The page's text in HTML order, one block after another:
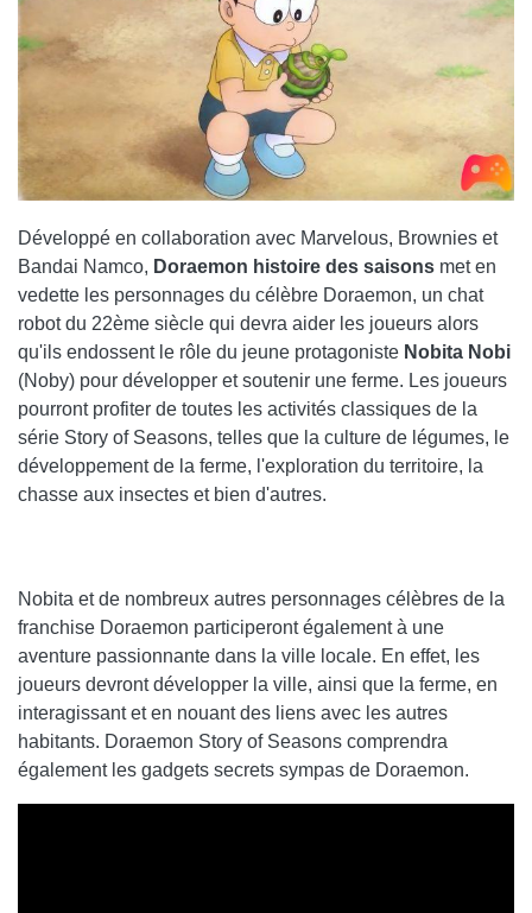
Développé en collaboration avec Marvelous, Brownies et
Bandai Namco, Doraemon histoire des saisons met en
vedette les personnages du célèbre Doraemon, un chat
robot du 22ème siècle qui devra aider les joueurs alors
qu'ils endossent le rôle du jeune protagoniste Nobita Nobi
(Noby) pour développer et soutenir une ferme. Les joueurs
pourront profiter de toutes les activités classiques de la
série Story of Seasons, telles que la culture de légumes, le
développement de la ferme, l'exploration du territoire, la
chasse aux insectes et bien d'autres.
Nobita et de nombreux autres personnages célèbres de la
franchise Doraemon participeront également à une
aventure passionnante dans la ville locale. En effet, les
joueurs devront développer la ville, ainsi que la ferme, en
interagissant et en nouant des liens avec les autres
habitants. Doraemon Story of Seasons comprendra
également les gadgets secrets sympas de Doraemon.